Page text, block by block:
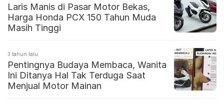
Laris Manis di Pasar Motor Bekas,
Harga Honda PCX 150 Tahun Muda
Masih Tinggi
3 tahun lalu
Pentingnya Budaya Membaca, Wanita
Ini Ditanya Hal Tak Terduga Saat
Menjual Motor Mainan